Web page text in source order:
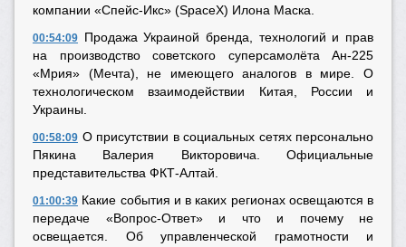
компании «Спейс-Икс» (SpaceX) Илона Маска.
00:54:09 Продажа Украиной бренда, технологий и прав
на производство советского суперсамолёта Ан-225
«Мрия» (Мечта), не имеющего аналогов в мире. О
технологическом взаимодействии Китая, России и
Украины.
00:58:09 О присутствии в социальных сетях персонально
Пякина Валерия Викторовича. Официальные
представительства ФКТ-Алтай.
01:00:39 Какие события и в каких регионах освещаются в
передаче «Вопрос-Ответ» и что и почему не
освещается. Об управленческой грамотности и